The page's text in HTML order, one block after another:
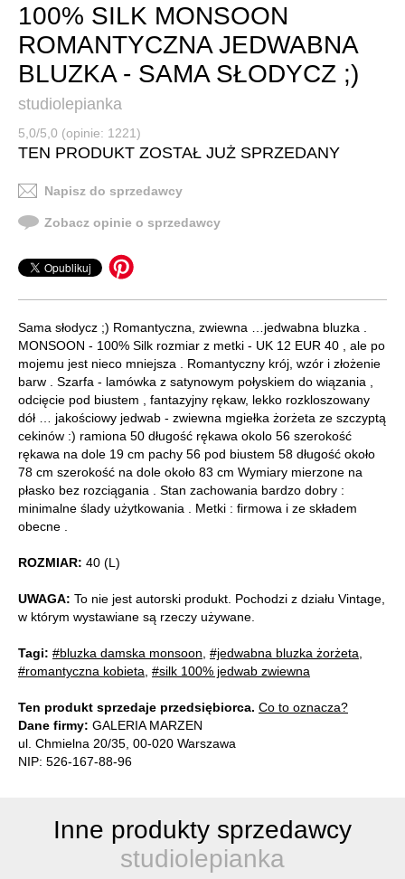
100% SILK MONSOON
ROMANTYCZNA JEDWABNA
BLUZKA - SAMA SŁODYCZ ;)
studiolepianka
5,0/5,0 (opinie: 1221)
TEN PRODUKT ZOSTAŁ JUŻ SPRZEDANY
Napisz do sprzedawcy
Zobacz opinie o sprzedawcy
Sama słodycz ;) Romantyczna, zwiewna …jedwabna bluzka .
MONSOON - 100% Silk rozmiar z metki - UK 12 EUR 40 , ale po
mojemu jest nieco mniejsza . Romantyczny krój, wzór i złożenie
barw . Szarfa - lamówka z satynowym połyskiem do wiązania ,
odcięcie pod biustem , fantazyjny rękaw, lekko rozkloszowany
dół … jakościowy jedwab - zwiewna mgiełka żorżeta ze szczyptą
cekinów :) ramiona 50 długość rękawa okolo 56 szerokość
rękawa na dole 19 cm pachy 56 pod biustem 58 długość około
78 cm szerokość na dole około 83 cm Wymiary mierzone na
płasko bez rozciągania . Stan zachowania bardzo dobry :
minimalne ślady użytkowania . Metki : firmowa i ze składem
obecne .
ROZMIAR: 40 (L)
UWAGA: To nie jest autorski produkt. Pochodzi z działu Vintage,
w którym wystawiane są rzeczy używane.
Tagi: #bluzka damska monsoon #jedwabna bluzka żorżeta
#romantyczna kobieta #silk 100% jedwab zwiewna
Ten produkt sprzedaje przedsiębiorca. Co to oznacza?
Dane firmy: GALERIA MARZEN
ul. Chmielna 20/35, 00-020 Warszawa
NIP: 526-167-88-96
Inne produkty sprzedawcy
studiolepianka